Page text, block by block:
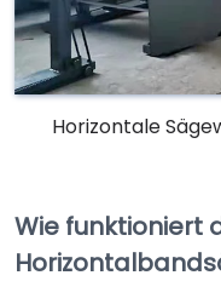
Horizontale
Wie funktioniert